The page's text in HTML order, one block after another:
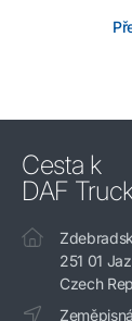
Cesta k
DAF
251 01
Czech